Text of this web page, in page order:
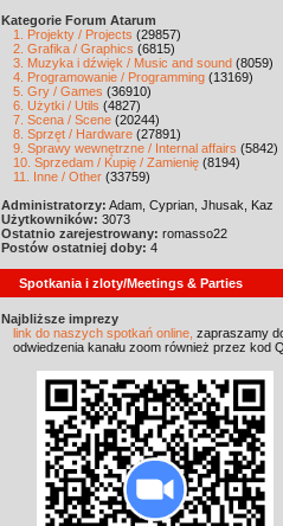
Kategorie Forum Atarum
1. Projekty / Projects (29857)
2. Grafika / Graphics (6815)
3. Muzyka i dźwięk / Music and sound (8059)
4. Programowanie / Programming (13169)
5. Gry / Games (36910)
6. Użytki / Utils (4827)
7. Scena / Scene (20244)
8. Sprzęt / Hardware (27891)
9. Sprawy wewnętrzne / Internal affairs (5842)
10. Sprzedam / Kupię / Zamienię (8194)
11. Inne / Other (33759)
Administratorzy: Adam, Cyprian, Jhusak, Kaz
Użytkowników: 3073
Ostatnio zarejestrowany: romasso22
Postów ostatniej doby: 4
Spotkania i zloty/Meetings & Parties
Najbliższe imprezy
link do naszych spotkań online, zapraszamy
odwiedzenia kanału zoom również przez kod